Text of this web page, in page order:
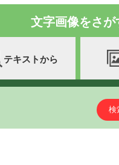
文字画像をさが
テキストから
検